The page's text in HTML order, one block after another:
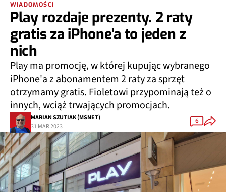
WIADOMOŚCI
Play rozdaje prezenty. 2 raty
gratis za iPhone'a to jeden z
nich
Play ma promocję, w której kupując wybranego
iPhone'a z abonamentem 2 raty za sprzęt
otrzymamy gratis. Fioletowi przypominają też o
innych, wciąż trwających promocjach.
MARIAN SZUTIAK (MSNET)
31 MAR 2023
6